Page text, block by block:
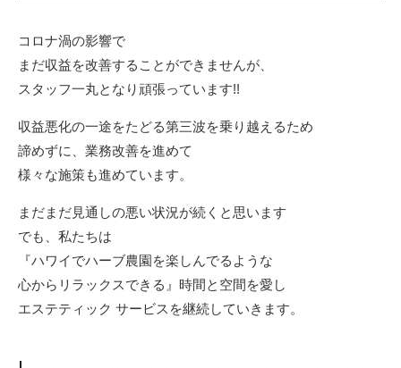
コロナ渦の影響で
まだ収益を改善することができませんが、
スタッフ一丸となり頑張っています!!
収益悪化の一途をたどる第三波を乗り越えるため
諦めずに、業務改善を進めて
様々な施策も進めています。
まだまだ見通しの悪い状況が続くと思います
でも、私たちは
『ハワイでハーブ農園を楽しんでるような
心からリラックスできる』時間と空間を愛し
エステティック サービスを継続していきます。